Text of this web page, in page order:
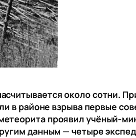
около сотни.
в районе взрыва первые
проявил учёный-
данным — четыре